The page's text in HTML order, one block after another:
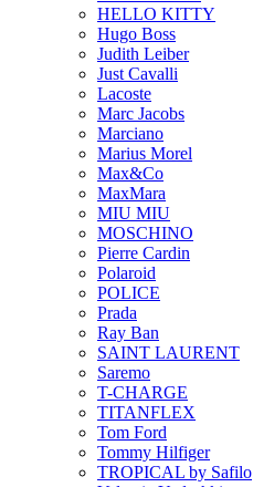
HELLO KITTY
Hugo Boss
Judith Leiber
Just Cavalli
Lacoste
Marc Jacobs
Marciano
Marius Morel
Max&Co
MaxMara
MIU MIU
MOSCHINO
Pierre Cardin
Polaroid
POLICE
Prada
Ray Ban
SAINT LAURENT
Saremo
T-CHARGE
TITANFLEX
Tom Ford
Tommy Hilfiger
TROPICAL by Safilo